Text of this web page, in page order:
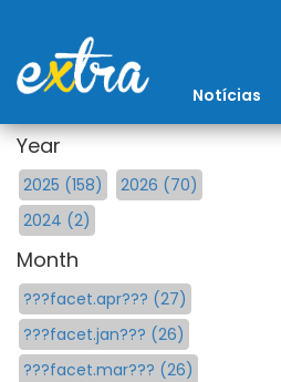
Notícias
Year
2025 (158)
2026 (70)
2024 (2)
Month
???facet.apr??? (27)
???facet.jan??? (26)
???facet.mar??? (26)